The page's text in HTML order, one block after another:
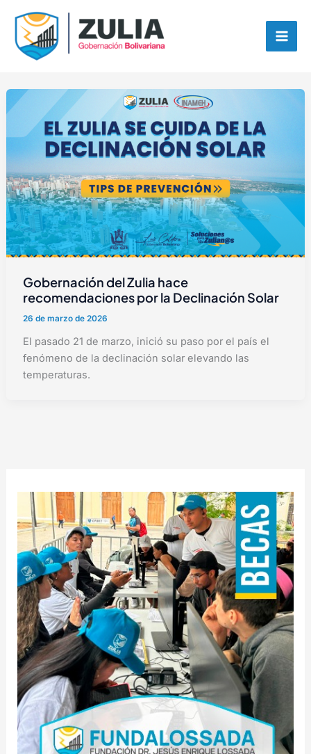
contenido
contenido
Gobernación del Zulia hace
recomendaciones por la Declinación Solar
26 de marzo de 2026
El pasado 21 de marzo, inició su paso por el país el
fenómeno de la declinación solar elevando las
temperaturas.